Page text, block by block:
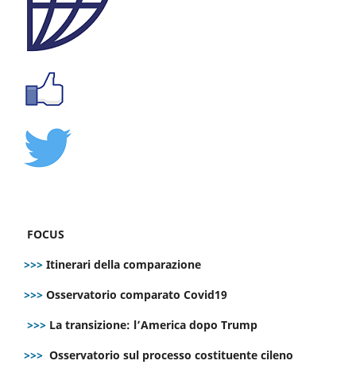
FOCUS
>>> Itinerari della comparazione
>>> Osservatorio comparato Covid19
>>> La transizione: l’America dopo Trump
>>> Osservatorio sul processo costituente cileno